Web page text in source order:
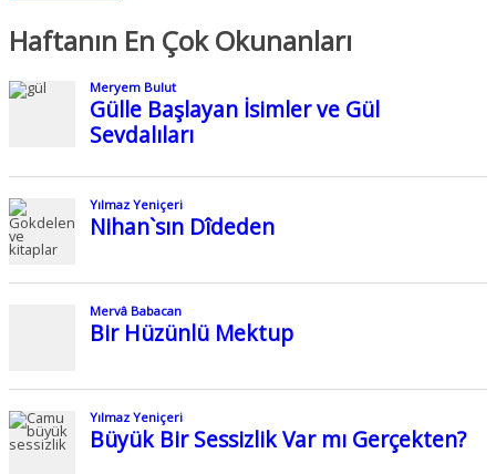
Haftanın En Çok Okunanları
Meryem Bulut
Gülle Başlayan İsimler ve Gül
Sevdalıları
Yılmaz Yeniçeri
Nihan`sın Dîdeden
Mervâ Babacan
Bir Hüzünlü Mektup
Yılmaz Yeniçeri
Büyük Bir Sessizlik Var mı Gerçekten?